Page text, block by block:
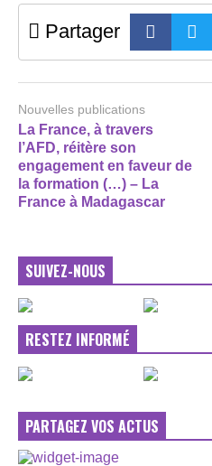
Partager
Nouvelles publications
La France, à travers
l’AFD, réitère son
engagement en faveur de
la formation (…) – La
France à Madagascar
SUIVEZ-NOUS
RESTEZ INFORMÉ
PARTAGEZ VOS ACTUS